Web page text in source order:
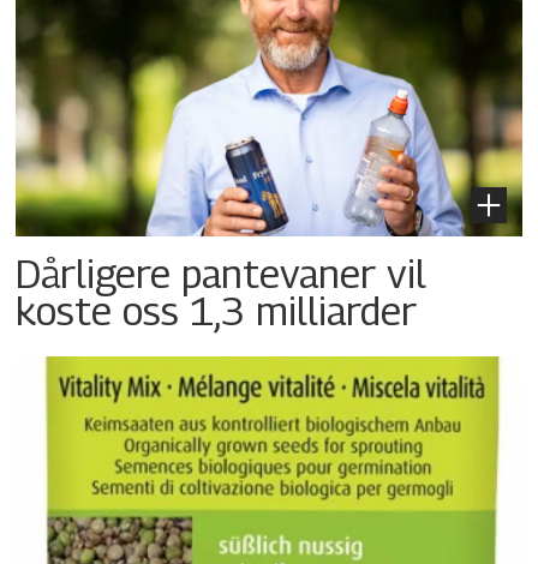
Dårligere pantevaner vil
koste oss 1,3 milliarder